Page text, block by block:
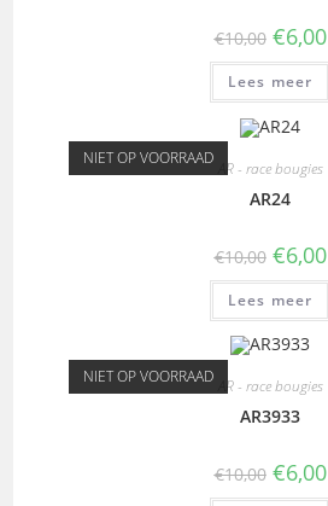
€10,00 €6,00
Lees meer
NIET OP VOORRAAD AR - race bougies
AR24
€10,00 €6,00
Lees meer
NIET OP VOORRAAD AR - race bougies
AR3933
€10,00 €6,00